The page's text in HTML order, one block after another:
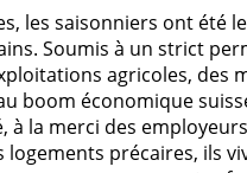
les saisonniers ont été
Soumis à un strict
agricoles,
boom économique
à la merci des
précaires, ils